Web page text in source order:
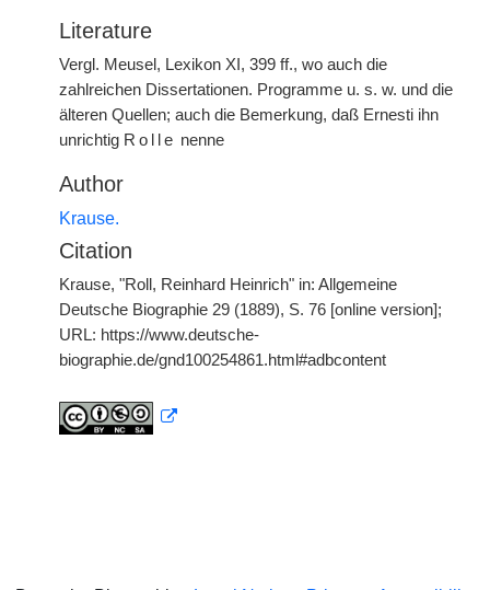
Literature
Vergl. Meusel, Lexikon XI, 399 ff., wo auch die
zahlreichen Dissertationen. Programme u. s. w. und die
älteren Quellen; auch die Bemerkung, daß Ernesti ihn
unrichtig Rolle nenne
Author
Krause.
Citation
Krause, "Roll, Reinhard Heinrich" in: Allgemeine
Deutsche Biographie 29 (1889), S. 76 [online version];
URL: https://www.deutsche-
biographie.de/gnd100254861.html#adbcontent